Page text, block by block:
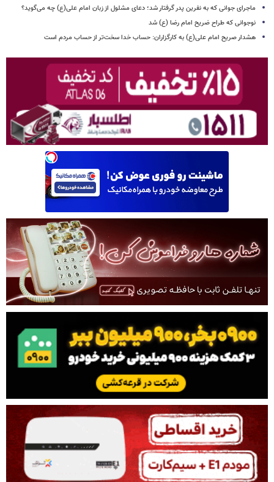
ماجرای جوانی که به نفرین پدر گرفتار شد؛ دعای مشلول از زبان امام علی(ع) چه می‌گوید؟
نوجوانی که طراح ضریح امام رضا (ع) شد
هشدار صریح امام علی(ع) به کارگزاران: حساب خدا سخت‌تر از حساب مردم است